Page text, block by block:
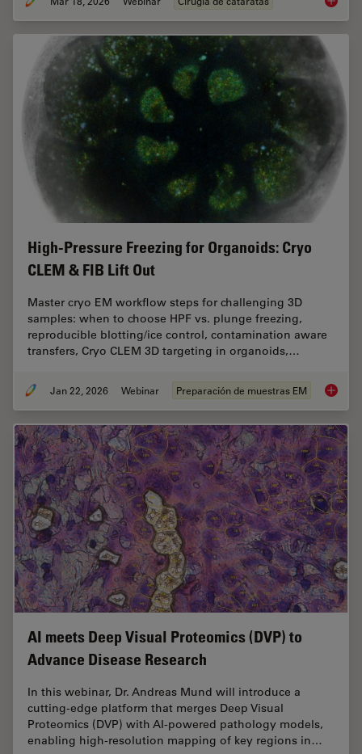
High-Pressure Freezing for Organoids: Cryo
CLEM & FIB Lift Out
Master cryo EM workflow steps for challenging 3D
samples: when to choose HPF vs. plunge freezing,
reproducible blotting/ice control, contamination aware
transfers, Cryo CLEM 3D targeting in organoids,…
Jan 22, 2026 Webinar Preparación de muestras EM High-
AI meets Deep Visual Proteomics (DVP) to
Advance Disease Research
In this webinar, Dr. Andreas Mund will introduce a
cutting-edge platform that merges Deep Visual
Proteomics (DVP) with AI-powered pathology models,
enabling high-resolution mapping of key regions in…